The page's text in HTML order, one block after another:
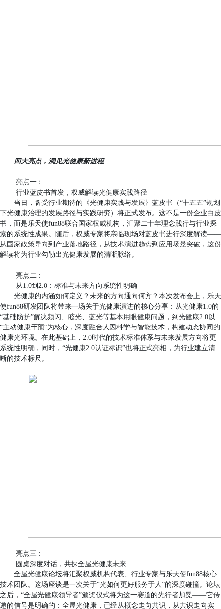
四大亮点，洞见光健康新进程
亮点一：
行业蓝皮书首发，权威解读光健康实践路径
当日，备受行业期待的《光健康实践与发展》蓝皮书（“十五五”规划
下光健康治理的发展路径与实践研究）将正式发布。这不是一份企业白皮
书，而是乐天使fun88联合国家权威机构，汇聚二十年理念践行与行业探
索的系统性成果。随后，权威专家将亲临现场对蓝皮书进行深度解读——
从国家政策导向到产业落地路径，从技术演进趋势到应用场景突破，这份
解读将为行业勾勒出光健康发展的清晰脉络。
亮点二：
从1.0到2.0：标准与未来方向系统性明确
光健康的内涵如何定义？未来的方向通向何方？本次发布会上，乐天
使fun88研发团队将带来一场关于光健康演进的核心分享：从光健康1.0的
“基础防护”解决频闪、眩光、蓝光等基本用眼健康问题，到光健康2.0以
“主动健康干预”为核心，深度融合人因科学与智能技术，构建动态协同的
健康光环境。在此基础上，2.0时代的技术标准体系与未来发展方向将更
系统性明确，同时，“光健康2.0认证标识”也将正式亮相，为行业建立清
晰的技术标尺。
亮点三：
圆桌深度对话，共探全屋光健康未来
全屋光健康论坛将汇聚权威机构代表、行业专家与乐天使fun88核心
技术团队。这场座谈是一次关于“光如何更好服务于人”的深度碰撞。论坛
之后，“全屋光健康领导者”颁奖仪式将为这一赛道的先行者加冕——它传
递的信号是明确的：全屋光健康，已经从概念走向共识，从共识走向实